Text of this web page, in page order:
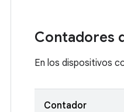
Contadores
En los dispositivos
Contador